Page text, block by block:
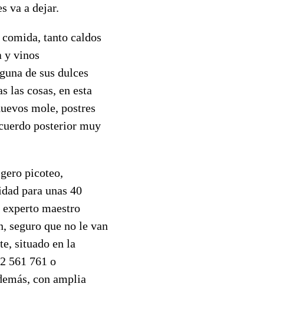
va a dejar.
tanto caldos
y vinos
de sus dulces
las cosas, en esta
mole, postres
posterior muy
picoteo,
para unas 40
maestro
seguro que no le van
situado en la
561 761 o
con amplia